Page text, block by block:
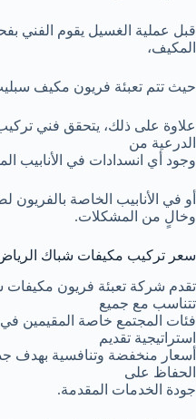
قبل عملية الغسيل يقوم الفني
المكيف،
حيث تتم تعبئة فريون مكيف
علاوة على ذلك، يتحقق فني
الدرعية من
وجود أي انسدادات في الأنابيب
أو في الأنابيب الخاصة بالفريون
وخالٍ من المشكلات.
سعر تركيب مكيفات شباك
تقدم شركة تعبئة فريون
تتناسب مع جميع
فئات المجتمع خاصة المقيمين في
استراتيجية تقديم
أسعار منخفضة وتنافسية بهدف
الحفاظ على
جودة الخدمات المقدمة.